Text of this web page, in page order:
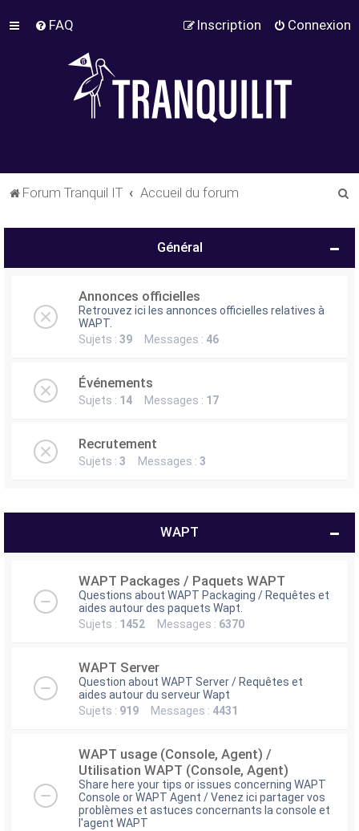
FAQ Connexion
Inscription
Forum Tranquil IT Accueil du forum
Général
Annonces officielles
Retrouvez ici les annonces officielles relatives à
WAPT.
Sujets : 39 Messages : 46
Événements
Sujets : 14 Messages : 17
Recrutement
Sujets : 3 Messages : 3
WAPT
WAPT Packages / Paquets WAPT
Questions about WAPT Packaging / Requêtes et
aides autour des paquets Wapt.
Sujets : 1452 Messages : 6370
WAPT Server
Question about WAPT Server / Requêtes et
aides autour du serveur Wapt
Sujets : 919 Messages : 4431
WAPT usage (Console, Agent) /
Utilisation WAPT (Console, Agent)
Share here your tips or issues concerning WAPT
Console or WAPT Agent / Venez ici partager vos
problèmes et astuces concernants la console et
l'agent WAPT